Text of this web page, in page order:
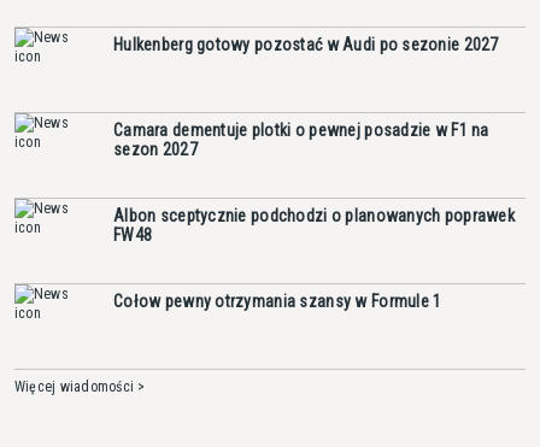
Hulkenberg gotowy pozostać w Audi po sezonie 2027
Camara dementuje plotki o pewnej posadzie w F1 na
sezon 2027
Albon sceptycznie podchodzi o planowanych poprawek
FW48
Cołow pewny otrzymania szansy w Formule 1
Więcej wiadomości >